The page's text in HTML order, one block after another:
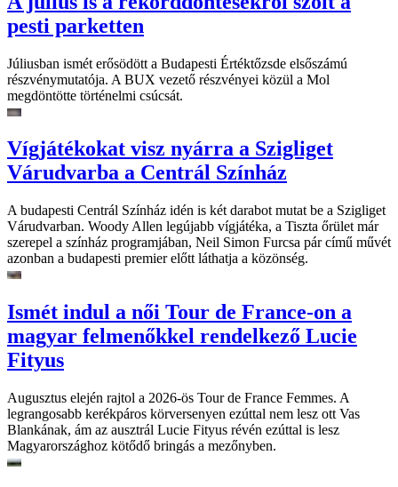
pesti parketten
Júliusban ismét erősödött a Budapesti Értéktőzsde elsőszámú
részvénymutatója. A BUX vezető részvényei közül a Mol
megdöntötte történelmi csúcsát.
Vígjátékokat visz nyárra a Szigliget
Várudvarba a Centrál Színház
A budapesti Centrál Színház idén is két darabot mutat be a Szigliget
Várudvarban. Woody Allen legújabb vígjátéka, a Tiszta őrület már
szerepel a színház programjában, Neil Simon Furcsa pár című művét
azonban a budapesti premier előtt láthatja a közönség.
Ismét indul a női Tour de France-on a
magyar felmenőkkel rendelkező Lucie
Fityus
Augusztus elején rajtol a 2026-ös Tour de France Femmes. A
legrangosabb kerékpáros körversenyen ezúttal nem lesz ott Vas
Blankának, ám az ausztrál Lucie Fityus révén ezúttal is lesz
Magyarországhoz kötődő bringás a mezőnyben.